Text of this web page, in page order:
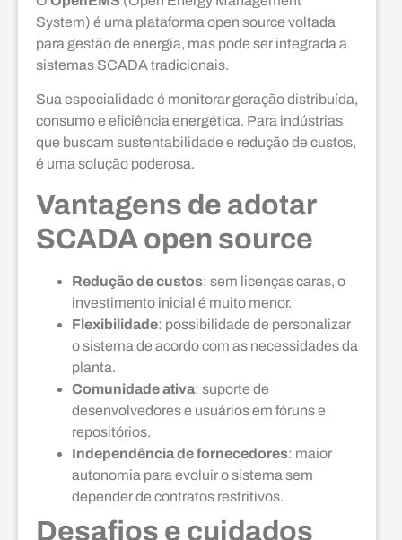
System) é uma plataforma open source voltada
para gestão de energia, mas pode ser integrada a
sistemas SCADA tradicionais.
Sua especialidade é monitorar geração distribuída,
consumo e eficiência energética. Para indústrias
que buscam sustentabilidade e redução de custos,
é uma solução poderosa.
Vantagens de adotar
SCADA open source
Redução de custos: sem licenças caras, o
investimento inicial é muito menor.
Flexibilidade: possibilidade de personalizar
o sistema de acordo com as necessidades da
planta.
Comunidade ativa: suporte de
desenvolvedores e usuários em fóruns e
repositórios.
Independência de fornecedores: maior
autonomia para evoluir o sistema sem
depender de contratos restritivos.
Desafios e cuidados